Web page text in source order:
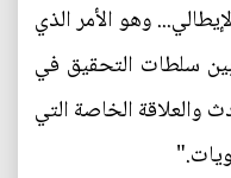
وهو الأمر الذي
سلطات التحقيق في
والعلاقة الخاصة التي